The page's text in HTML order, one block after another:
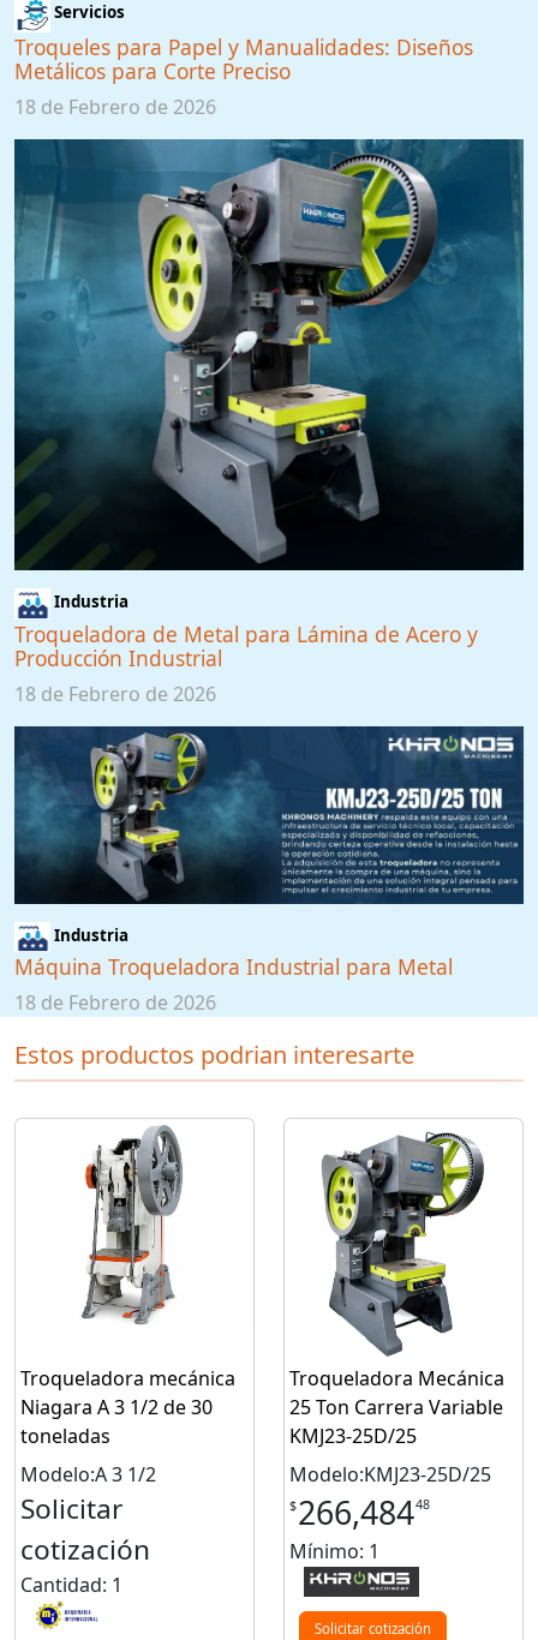
Servicios
Troqueles para Papel y Manualidades: Diseños
Metálicos para Corte Preciso
18 de Febrero de 2026
Industria
Troqueladora de Metal para Lámina de Acero y
Producción Industrial
18 de Febrero de 2026
Industria
Máquina Troqueladora Industrial para Metal
18 de Febrero de 2026
Estos productos podrian interesarte
Troqueladora mecánica
Niagara A 3 1/2 de 30
toneladas
Modelo:A 3 1/2
Solicitar
cotización
Cantidad: 1
Troqueladora Mecánica
25 Ton Carrera Variable
KMJ23-25D/25
Modelo:KMJ23-25D/25
$266,48448
Mínimo: 1
Solicitar cotización